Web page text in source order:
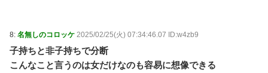
8: 名無しのコロッケ 2025/02/25(火) 07:34:46.07 ID:w4zb9
子持ちと非子持ちで分断
こんなこと言うのは女だけなのも容易に想像できる